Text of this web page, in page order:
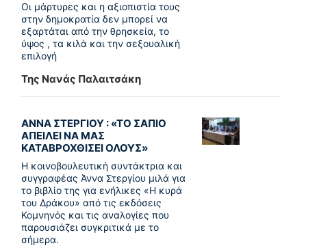
Οι μάρτυρες και η αξιοπιστία τους
στην δημοκρατία δεν μπορεί να
εξαρτάται από την θρησκεία, το
ύψος , τα κιλά και την σεξουαλική
επιλογή
Της Νανάς Παλαιτσάκη
ΑΝΝΑ ΣΤΕΡΓΙΟΥ : «ΤΟ ΣΑΠΙΟ
ΑΠΕΙΛΕΙ ΝΑ ΜΑΣ
ΚΑΤΑΒΡΟΧΘΙΣΕΙ ΟΛΟΥΣ»
Η κοινοβουλευτική συντάκτρια και
συγγραφέας Άννα Στεργίου μιλά για
το βιβλίο της για ενήλικες «Η κυρά
του Δράκου» από τις εκδόσεις
Κομνηνός και τις αναλογίες που
παρουσιάζει συγκριτικά με το
σήμερα.